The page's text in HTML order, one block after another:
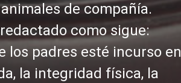
de compañía.
como sigue:
los padres esté incurso en
la integridad física, la